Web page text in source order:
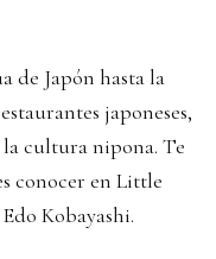
de Japón hasta la
japoneses,
la cultura nipona. Te
conocer en Little
Kobayashi.